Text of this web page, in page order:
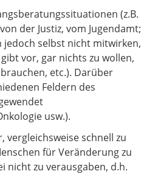
(z.B.
der Justiz, vom Jugendamt;
selbst nicht mitwirken,
vor, gar nichts zu wollen,
etc.). Darüber
Feldern des
usw.).
vergleichsweise schnell zu
für Veränderung zu
nicht zu verausgaben, d.h.